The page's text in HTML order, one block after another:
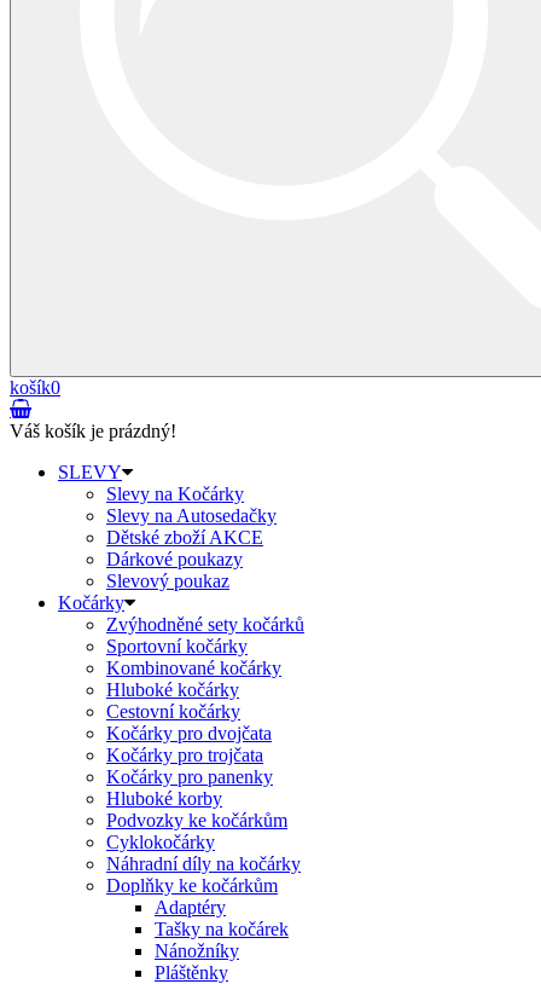
košík0
Váš košík je prázdný!
SLEVY
Slevy na Kočárky
Slevy na Autosedačky
Dětské zboží AKCE
Dárkové poukazy
Slevový poukaz
Kočárky
Zvýhodněné sety kočárků
Sportovní kočárky
Kombinované kočárky
Hluboké kočárky
Cestovní kočárky
Kočárky pro dvojčata
Kočárky pro trojčata
Kočárky pro panenky
Hluboké korby
Podvozky ke kočárkům
Cyklokočárky
Náhradní díly na kočárky
Doplňky ke kočárkům
Adaptéry
Tašky na kočárek
Nánožníky
Pláštěnky